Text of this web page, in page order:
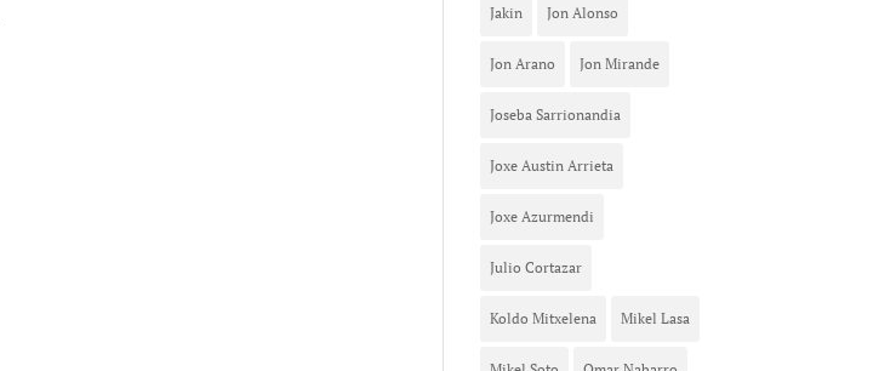
Jakin Jon Alonso
Jon Arano Jon Mirande
Joseba Sarrionandia
Joxe Austin Arrieta
Joxe Azurmendi
Julio Cortazar
Koldo Mitxelena Mikel Lasa